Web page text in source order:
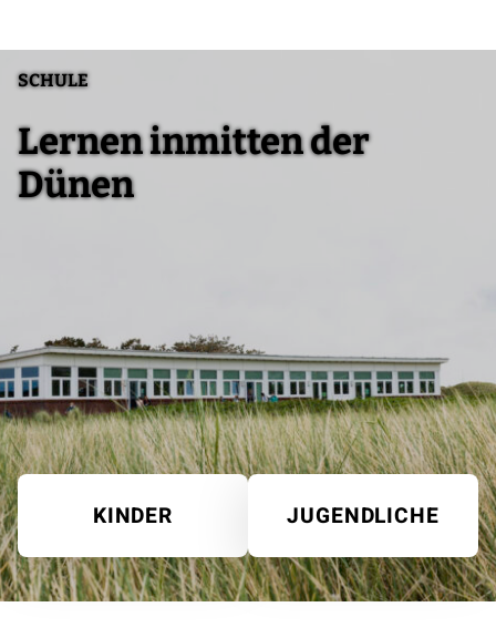
SCHULE
Lernen inmitten der
Dünen
KINDER JUGENDLICHE